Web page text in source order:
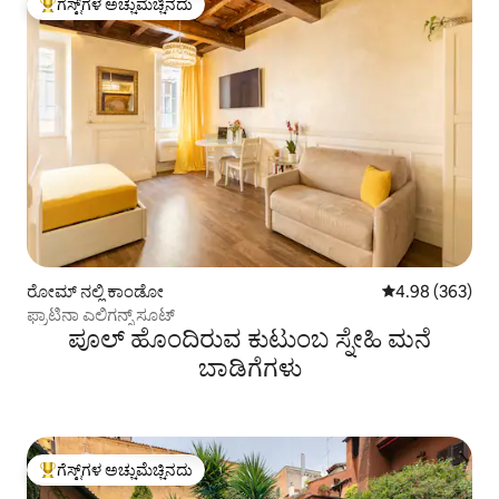
ಗೆಸ್ಟ್‌ಗಳಿಗೆ ಅತಿ ಹೆಚ್ಚು ಅಚ್ಚುಮೆಚ್ಚಿನದು
ಗೆಸ್ಟ್‌ಗಳ ಅಚ್ಚುಮೆಚ್ಚಿನದು
ರೋಮ್ ನಲ್ಲಿ ಕಾಂಡೋ 5 ರಲ್ಲಿ 4.98
4.98 (363)
ಫ್ರಾಟಿನಾ ಎಲಿಗನ್ಸ್ ಸೂಟ್
ಪೂಲ್ ಹೊಂದಿರುವ ಕುಟುಂಬ ಸ್ನೇಹಿ ಮನೆ
ಬಾಡಿಗೆಗಳು
ಗೆಸ್ಟ್‌ಗಳಿಗೆ ಅತಿ ಹೆಚ್ಚು ಅಚ್ಚುಮೆಚ್ಚಿನದು
ಗೆಸ್ಟ್‌ಗಳ ಅಚ್ಚುಮೆಚ್ಚಿನದು